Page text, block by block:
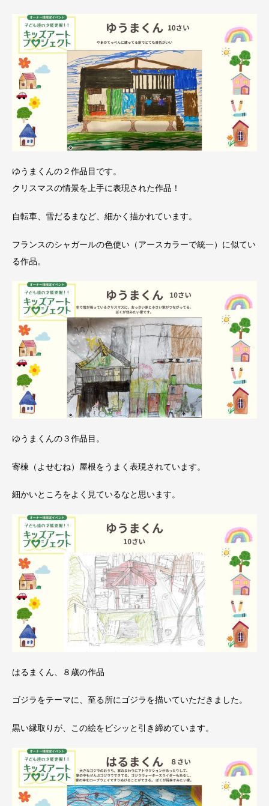
ゆうまくんの２作品目です。
クリスマスの情景を上手に表現された作品！
自転車、雪だるまなど、細かく描かれています。
フランスのシャガールの色使い（アースカラーで統一）に似てい
る作品。
ゆうまくんの３作品目。
寄棟（よせむね）屋根をうまく表現されています。
細かいところをよく見ているなと思います。
はるまくん、８歳の作品
ゴジラをテーマに、至る所にゴジラを描いていただきました。
黒い縁取りが、この絵をビシッと引き締めています。